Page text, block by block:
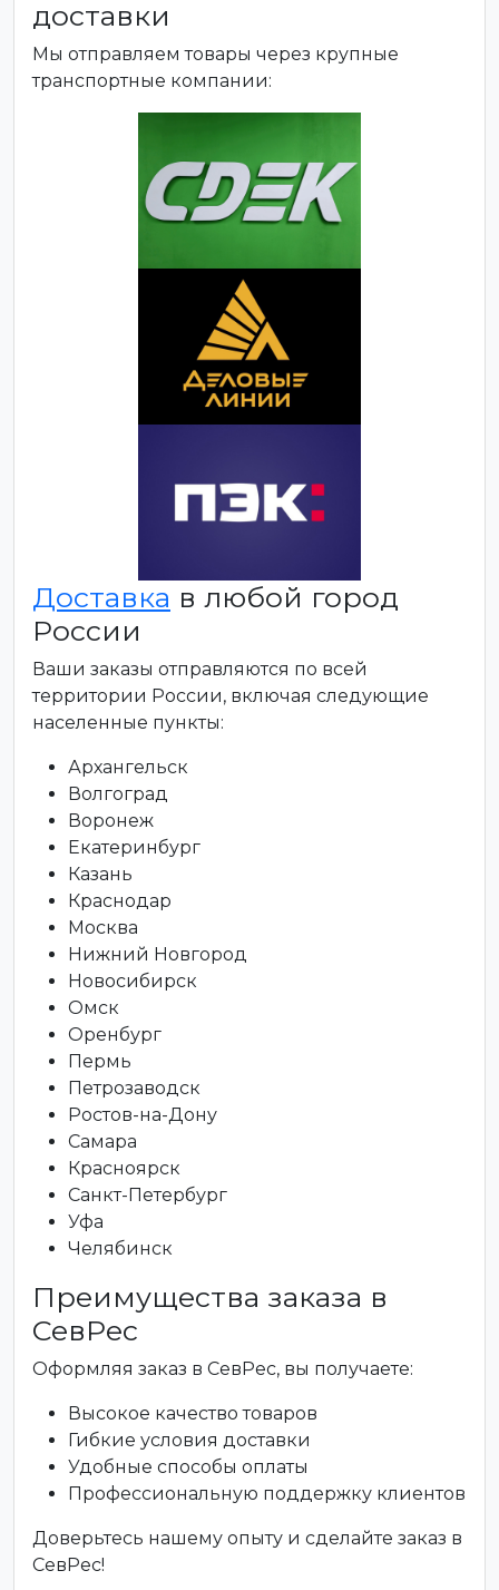
доставки
Мы отправляем товары через крупные
транспортные компании:
Доставка в любой город
России
Ваши заказы отправляются по всей
территории России, включая следующие
населенные пункты:
Архангельск
Волгоград
Воронеж
Екатеринбург
Казань
Краснодар
Москва
Нижний Новгород
Новосибирск
Омск
Оренбург
Пермь
Петрозаводск
Ростов-на-Дону
Самара
Красноярск
Санкт-Петербург
Уфа
Челябинск
Преимущества заказа в
СевРес
Оформляя заказ в СевРес, вы получаете:
Высокое качество товаров
Гибкие условия доставки
Удобные способы оплаты
Профессиональную поддержку клиентов
Доверьтесь нашему опыту и сделайте заказ в
СевРес!